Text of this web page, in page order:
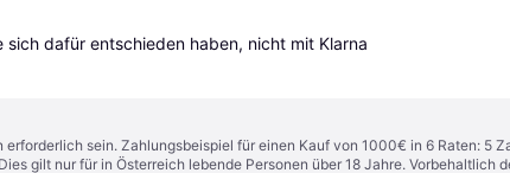
sich dafür entschieden haben, nicht mit Klarna
sein. Zahlungsbeispiel für einen Kauf von 1000€ in 6 Raten: 5
gilt nur für in Österreich lebende Personen über 18 Jahre.